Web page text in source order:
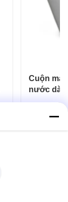
Cuộn
nước dày
20micron